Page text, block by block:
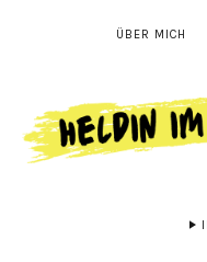
ÜBER MICH